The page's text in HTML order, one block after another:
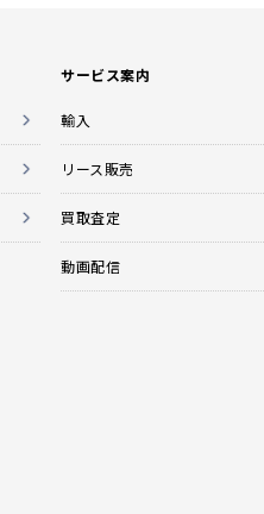
サービス案内
輸入
リース販売
買取査定
動画配信